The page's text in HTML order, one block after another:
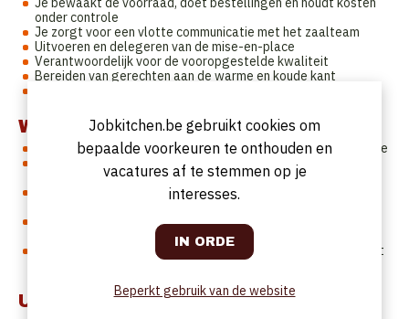
onder controle
Je zorgt voor een vlotte communicatie met het zaalteam
Uitvoeren en delegeren van de mise-en-place
Verantwoordelijk voor de vooropgestelde kwaliteit
Bereiden van gerechten aan de warme en koude kant
Wat verwachten we van jou?
Ervaring als chef of sterke ervaring als sous-chef met ambitie
Je streeft naar perfectie, hebt een passie voor de job en
vakkennis is een must
Je bent verzorgd, communicatief sterk (Nederlandstalig!),
Je hebt een groot verantwoordelijkheidsgevoel, stipt en een
Je presteert nog beter onder druk, zonder de kwaliteit uit het
Uurrooster
Jobkitchen.be gebruikt cookies om
bepaalde voorkeuren te onthouden en
vacatures af te stemmen op je
interesses.
Beperkt gebruik van de website